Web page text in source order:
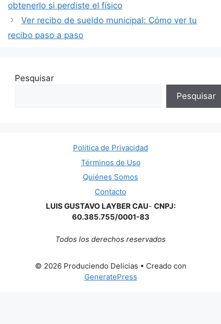
obtenerlo si perdiste el físico
Ver recibo de sueldo municipal: Cómo ver tu
recibo paso a paso
Pesquisar
Pesquisar
Política de Privacidad
Términos de Uso
Quiénes Somos
Contacto
LUIS GUSTAVO LAYBER CAU- CNPJ:
60.385.755/0001-83
Todos los derechos reservados
© 2026 Produciendo Delicias • Creado con
GeneratePress